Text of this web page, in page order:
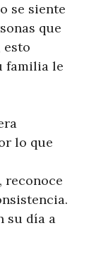
se siente
que
esto
familia le
lo que
reconoce
su día a